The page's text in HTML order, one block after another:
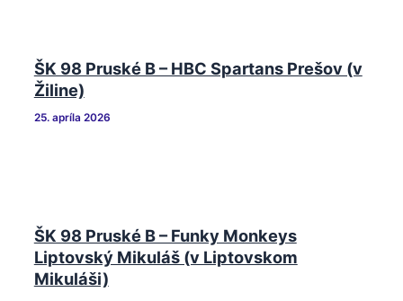
ŠK 98 Pruské B – HBC Spartans Prešov (v
Žiline)
25. apríla 2026
ŠK 98 Pruské B – Funky Monkeys
Liptovský Mikuláš (v Liptovskom
Mikuláši)